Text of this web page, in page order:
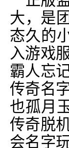
大，是
态久的
入游戏
霸人忘
传奇名
也孤月
传奇脱
会名字